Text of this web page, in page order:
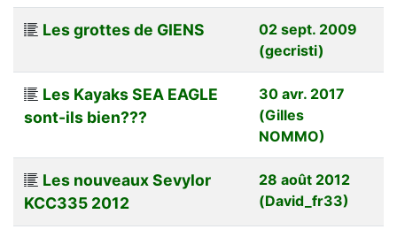
Les grottes de GIENS
02 sept. 2009
(gecristi)
Les Kayaks SEA EAGLE
sont-ils bien???
30 avr. 2017
(Gilles
NOMMO)
Les nouveaux Sevylor
KCC335 2012
28 août 2012
(David_fr33)